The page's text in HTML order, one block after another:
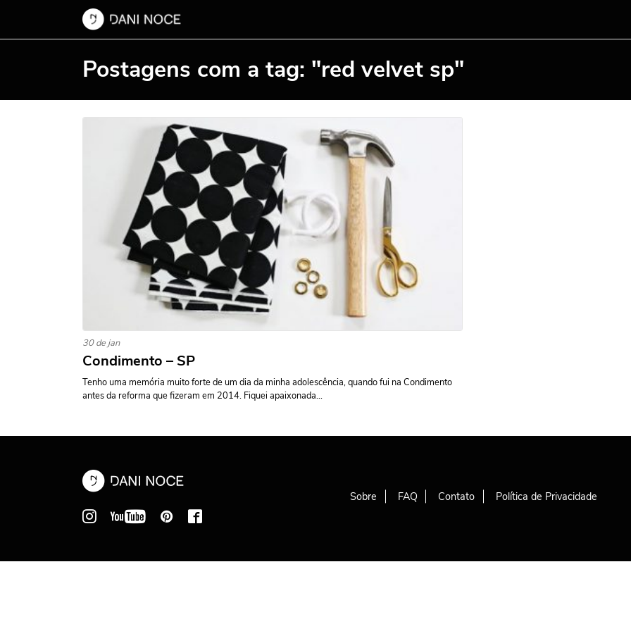
Postagens com a tag: "red velvet sp"
30 de jan
Condimento – SP
Tenho uma memória muito forte de um dia da minha adolescência, quando fui na Condimento
antes da reforma que fizeram em 2014. Fiquei apaixonada...
Sobre FAQ Contato Política de Privacidade